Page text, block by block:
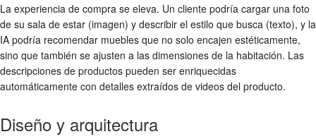
La experiencia de compra se eleva. Un cliente podría cargar una foto
de su sala de estar (imagen) y describir el estilo que busca (texto), y la
IA podría recomendar muebles que no solo encajen estéticamente,
sino que también se ajusten a las dimensiones de la habitación. Las
descripciones de productos pueden ser enriquecidas
automáticamente con detalles extraídos de videos del producto.
Diseño y arquitectura